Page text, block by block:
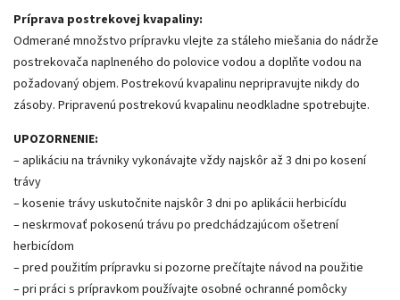
Príprava postrekovej kvapaliny:
Odmerané množstvo prípravku vlejte za stáleho miešania do nádrže
postrekovača naplneného do polovice vodou a doplňte vodou na
požadovaný objem. Postrekovú kvapalinu nepripravujte nikdy do
zásoby. Pripravenú postrekovú kvapalinu neodkladne spotrebujte.
UPOZORNENIE:
– aplikáciu na trávniky vykonávajte vždy najskôr až 3 dni po kosení
trávy
– kosenie trávy uskutočnite najskôr 3 dni po aplikácii herbicídu
– neskrmovať pokosenú trávu po predchádzajúcom ošetrení
herbicídom
– pred použitím prípravku si pozorne prečítajte návod na použitie
– pri práci s prípravkom používajte osobné ochranné pomôcky